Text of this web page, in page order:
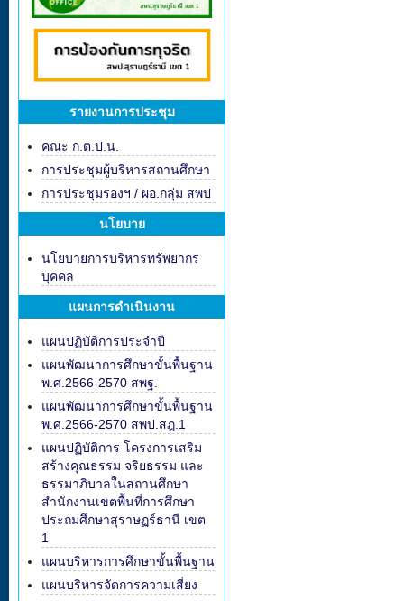
รายงานการประชุม
คณะ ก.ต.ป.น.
การประชุมผู้บริหารสถานศึกษา
การประชุมรองฯ / ผอ.กลุ่ม สพป
นโยบาย
นโยบายการบริหารทรัพยากร
บุคคล
แผนการดำเนินงาน
แผนปฏิบัติการประจำปี
แผนพัฒนาการศึกษาขั้นพื้นฐาน
พ.ศ.2566-2570 สพฐ.
แผนพัฒนาการศึกษาขั้นพื้นฐาน
พ.ศ.2566-2570 สพป.สฎ.1
แผนปฏิบัติการ โครงการเสริม
สร้างคุณธรรม จริยธรรม และ
ธรรมาภิบาลในสถานศึกษา
สำนักงานเขตพื้นที่การศึกษา
ประถมศึกษาสุราษฏร์ธานี เขต
1
แผนบริหารการศึกษาขั้นพื้นฐาน
แผนบริหารจัดการความเสี่ยง